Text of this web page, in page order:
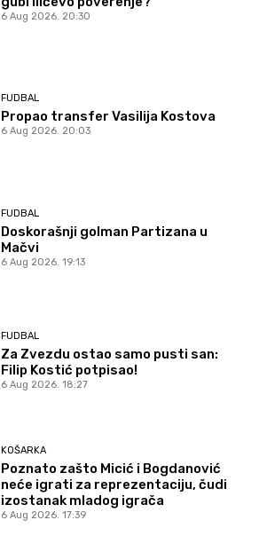
6 Aug 2026. 20:30
FUDBAL
Propao transfer Vasilija Kostova
6 Aug 2026. 20:03
FUDBAL
Doskorašnji golman Partizana u
Mačvi
6 Aug 2026. 19:13
FUDBAL
Za Zvezdu ostao samo pusti san:
Filip Kostić potpisao!
6 Aug 2026. 18:27
KOŠARKA
Poznato zašto Micić i Bogdanović
neće igrati za reprezentaciju, čudi
izostanak mladog igrača
6 Aug 2026. 17:39